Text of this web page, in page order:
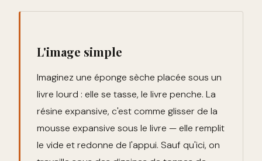
L'image simple
Imaginez une éponge sèche placée sous un
livre lourd : elle se tasse, le livre penche. La
résine expansive, c'est comme glisser de la
mousse expansive sous le livre — elle remplit
le vide et redonne de l'appui. Sauf qu'ici, on